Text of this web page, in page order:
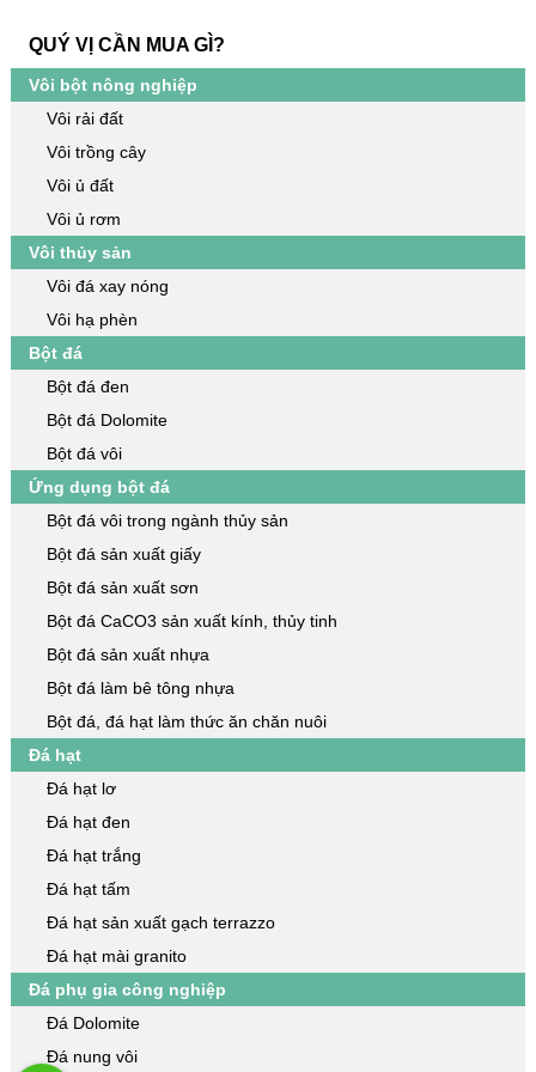
tiết về "hướng dẫn mua hàng
tại bài viết dưới đây. Hiện tại
có 2 cách mua hàng dễ dàng
QUÝ VỊ CẦN MUA GÌ?
Vôi bột nông nghiệp
Vôi rải đất
Vôi trồng cây
Vôi ủ đất
Vôi ủ rơm
Vôi thủy sản
Vôi đá xay nóng
Vôi hạ phèn
Bột đá
Bột đá đen
Bột đá Dolomite
Bột đá vôi
Ứng dụng bột đá
Bột đá vôi trong ngành thủy sản
Bột đá sản xuất giấy
Bột đá sản xuất sơn
Bột đá CaCO3 sản xuất kính, thủy tinh
Bột đá sản xuất nhựa
Bột đá làm bê tông nhựa
Bột đá, đá hạt làm thức ăn chăn nuôi
Đá hạt
Đá hạt lơ
Đá hạt đen
Đá hạt trắng
Đá hạt tấm
Đá hạt sản xuất gạch terrazzo
Đá hạt mài granito
Đá phụ gia công nghiệp
Đá Dolomite
Đá nung vôi